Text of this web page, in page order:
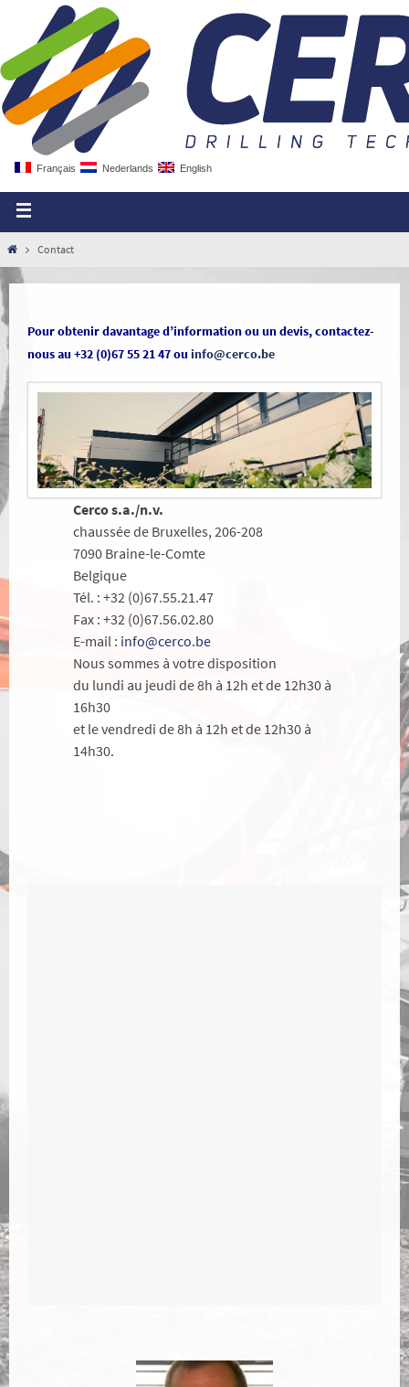
Français Nederlands English
Contact
Pour obtenir davantage d’information ou un devis, contactez-
nous au +32 (0)67 55 21 47 ou info@cerco.be
Cerco s.a./n.v.
chaussée de Bruxelles, 206-208
7090 Braine-le-Comte
Belgique
Tél. : +32 (0)67.55.21.47
Fax : +32 (0)67.56.02.80
E-mail : info@cerco.be
Nous sommes à votre disposition
du lundi au jeudi de 8h à 12h et de 12h30 à
16h30
et le vendredi de 8h à 12h et de 12h30 à
14h30.